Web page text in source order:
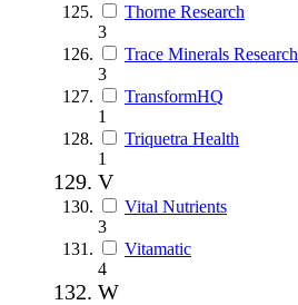
Thorne Research
3
Trace Minerals Research
3
TransformHQ
1
Triquetra Health
1
V
Vital Nutrients
3
Vitamatic
4
W